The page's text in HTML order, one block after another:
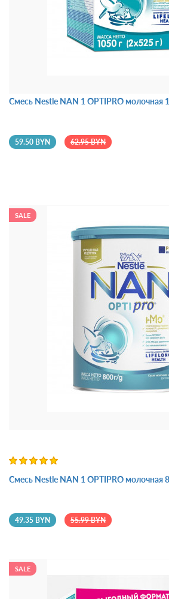
Смесь Nestle NAN 1 OPTIPRO молочная
59.50 BYN 62.95 BYN
SALE
Смесь Nestle NAN 1 OPTIPRO молочная
49.35 BYN 55.99 BYN
SALE